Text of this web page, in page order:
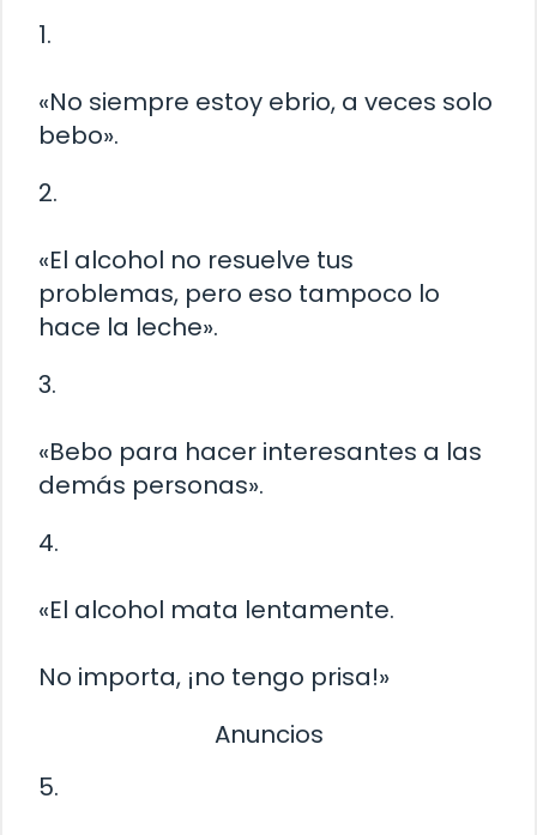
1.
«No siempre estoy ebrio, a veces solo
bebo».
2.
«El alcohol no resuelve tus
problemas, pero eso tampoco lo
hace la leche».
3.
«Bebo para hacer interesantes a las
demás personas».
4.
«El alcohol mata lentamente.
No importa, ¡no tengo prisa!»
Anuncios
5.